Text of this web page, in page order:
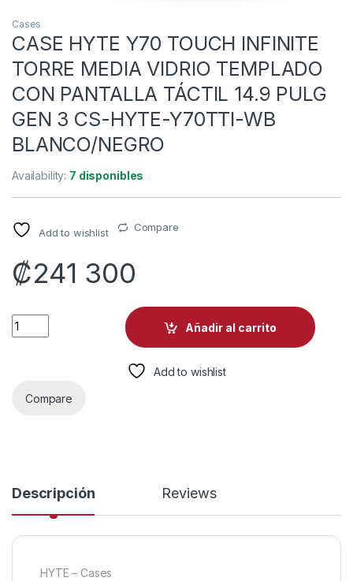
Cases
CASE HYTE Y70 TOUCH INFINITE
TORRE MEDIA VIDRIO TEMPLADO
CON PANTALLA TÁCTIL 14.9 PULG
GEN 3 CS-HYTE-Y70TTI-WB
BLANCO/NEGRO
Availability: 7 disponibles
Add to wishlist Compare
₡241 300
CASE HYTE Y70 TOUCH INFINITE TORRE MEDIA VIDRIO
Añadir al carrito
Add to wishlist
Compare
Descripción Reviews
HYTE – Cases